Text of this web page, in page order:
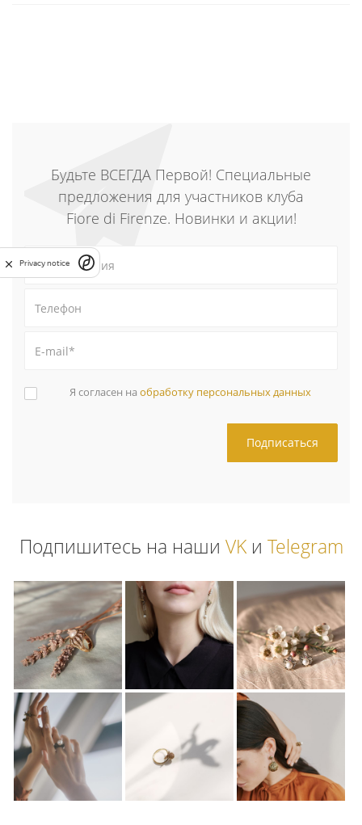
Будьте ВСЕГДА Первой! Специальные
предложения для участников клуба
Fiore di Firenze. Новинки и акции!
Я согласен на обработку персональных данных
Подпишитесь на наши VKи Telegram
Privacy notice